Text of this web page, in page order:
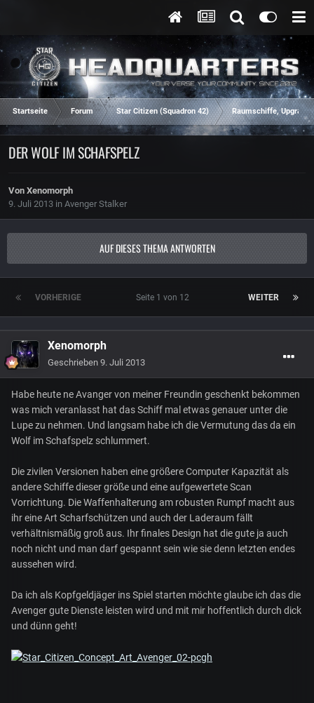
Startseite Forum Star Citizen (Squadron 42) Raumschiffe,
DER WOLF IM SCHAFSPELZ
Von Xenomorph
9. Juli 2013 in Avenger Stalker
AUF DIESES THEMA ANTWORTEN
VORHERIGE WEITER
Seite 1 von 12
Xenomorph
Geschrieben 9. Juli 2013
Habe heute ne Avanger von meiner Freundin geschenkt bekommen
was mich veranlasst hat das Schiff mal etwas genauer unter die
Lupe zu nehmen. Und langsam habe ich die Vermutung das da ein
Wolf im Schafspelz schlummert.
Die zivilen Versionen haben eine größere Computer Kapazität als
andere Schiffe dieser größe und eine aufgewertete Scan
Vorrichtung. Die Waffenhalterung am robusten Rumpf macht aus
ihr eine Art Scharfschützen und auch der Laderaum fällt
verhältnismäßig groß aus. Ihr finales Design hat die gute ja auch
noch nicht und man darf gespannt sein wie sie denn letzten endes
aussehen wird.
Da ich als Kopfgeldjäger ins Spiel starten möchte glaube ich das die
Avenger gute Dienste leisten wird und mit mir hoffentlich durch dick
und dünn geht!